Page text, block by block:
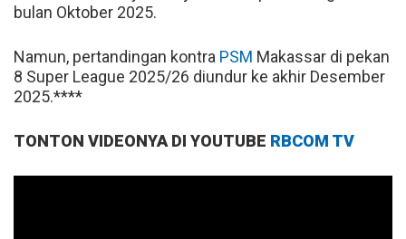
bulan Oktober 2025.
Namun, pertandingan kontra PSM Makassar di pekan
8 Super League 2025/26 diundur ke akhir Desember
2025.****
TONTON VIDEONYA DI YOUTUBE RBCOM TV